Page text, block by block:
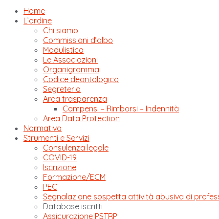
Home
L’ordine
Chi siamo
Commissioni d’albo
Modulistica
Le Associazioni
Organigramma
Codice deontologico
Segreteria
Area trasparenza
Compensi – Rimborsi – Indennità
Area Data Protection
Normativa
Strumenti e Servizi
Consulenza legale
COVID-19
Iscrizione
Formazione/ECM
PEC
Segnalazione sospetta attività abusiva di
Database iscritti
Assicurazione PSTRP